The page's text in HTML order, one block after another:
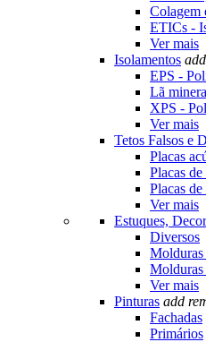
Colagem
ETICs -
Ver mais
Isolamentos add
EPS -
Lã
XPS -
Ver mais
Tetos Falsos e
Placas
Placas
Placas de
Ver mais
Estuques,
Diversos
Molduras
Molduras
Ver mais
Pinturas add
Fachadas
Primários